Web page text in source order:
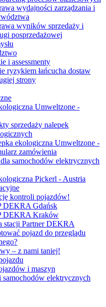
wydajności zarządzania i
wyników sprzedaży i
posprzedażowej
i assessmenty
ryzykiem łańcucha dostaw
strony
Umweltzone -
sprzedaży nalepek
ekologiczna Umweltzone -
zamówienia
samochodów elektrycznych
Pickerl - Austria
kontroli pojazdów!
DEKRA Gdańsk
DEKRA Kraków
stacji Partner DEKRA
pojazd do przeglądu
– z nami taniej!
i maszyn
samochodów elektrycznych